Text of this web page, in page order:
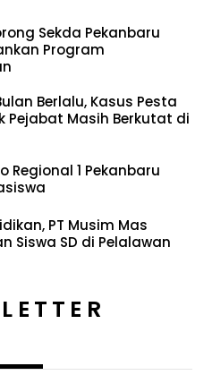
Sekda Pekanbaru
Program
Berlalu, Kasus Pesta
Pejabat Masih Berkutat di
Regional 1 Pekanbaru
PT Musim Mas
Siswa SD di Pelalawan